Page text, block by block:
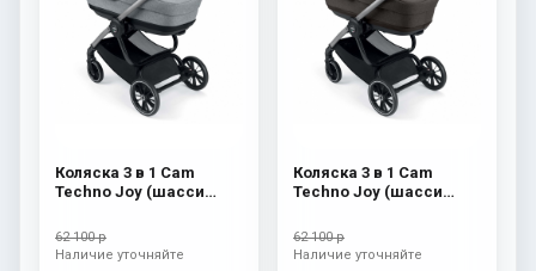
Коляска 3 в 1 Cam
Techno Joy (шасси
62 100 р
Наличие уточняйте
Коляска 3 в 1 Cam
Techno Joy (шасси
62 100 р
Наличие уточняйте